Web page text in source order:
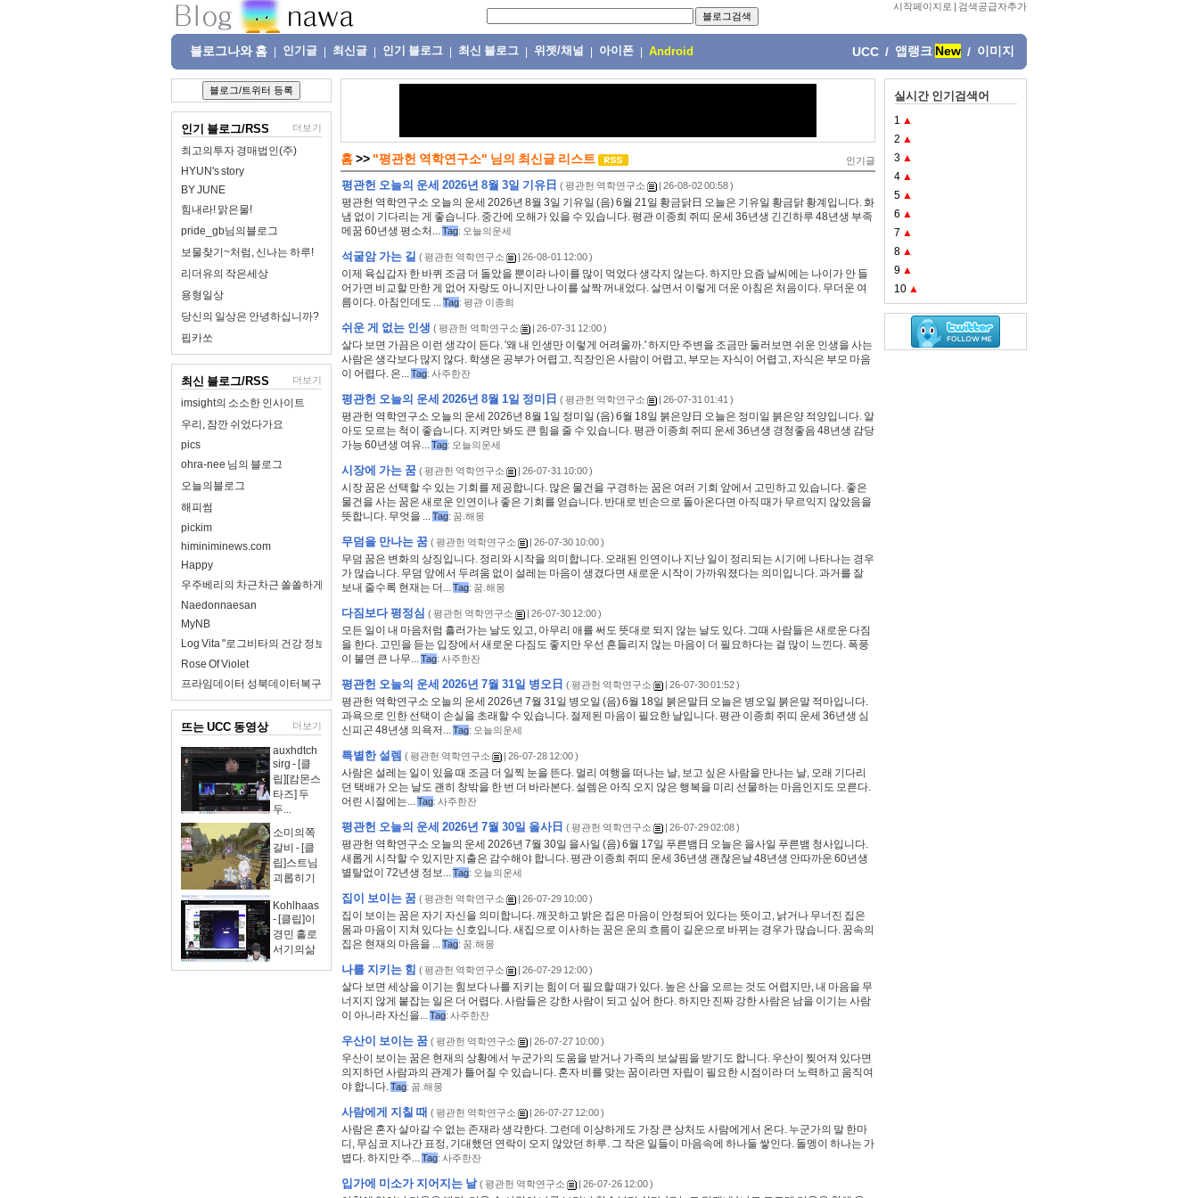
시작페이지로 | 검색공급자추가
블로그나와 홈 인기글 최신글 인기 블로그 최신 블로그 위젯/채널 아이폰 Android UCC / 앱랭크 New / 이미지
인기 블로그/RSS 더보기
최고의투자 경매법인(주)
HYUN's story
BY JUNE
힘내라! 맑은물!
pride_gb님의블로그
보물찾기~처럼, 신나는 하루!
리더유의 작은세상
용형일상
당신의 일상은 안녕하십니까?
핍카쏘
최신 블로그/RSS 더보기
imsight의 소소한 인사이트
우리, 잠깐 쉬었다가요
pics
ohra-nee 님의 블로그
오늘의블로그
해피썸
pickim
himiniminews.com
Happy
우주베리의 차근차근 쏠쏠하게
Naedonnaesan
MyNB
Log Vita "로그비타의 건강 정보 완전 정리"
Rose Of Violet
프라임데이터 성북데이터복구
뜨는 UCC 동영상 더보기
auxhdtch
sirg - [클
립][캄몬스
타즈] 두
두...
소미의쪽
갈비 - [클
립]스트님
괴롭히기
Kohlhaas
- [클립]이
경민 홀로
서기의삶
홈>> "평관헌 역학연구소" 님의 최신글 리스트 인기글
평관헌 오늘의 운세 2026년 8월 3일 기유日 (평관헌 역학연구소 | 26-08-02 00:58 )
평관헌 역학연구소 오늘의 운세 2026년 8월 3일 기유일 (음) 6월 21일 황금닭日 오늘은 기유일 황금닭 황계입니다. 화
냄 없이 기다리는 게 좋습니다. 중간에 오해가 있을 수 있습니다. 평관 이종희 쥐띠 운세 36년생 긴긴하루 48년생 부족
메꿈 60년생 평소처...Tag: 오늘의운세
석굴암 가는 길 (평관헌 역학연구소 | 26-08-01 12:00 )
이제 육십갑자 한 바퀴 조금 더 돌았을 뿐이라 나이를 많이 먹었다 생각지 않는다. 하지만 요즘 날씨에는 나이가 안 들
어가면 비교할 만한 게 없어 자랑도 아니지만 나이를 살짝 꺼내었다. 살면서 이렇게 더운 아침은 처음이다. 무더운 여
름이다. 아침인데도 ...Tag: 평관 이종희
쉬운 게 없는 인생 (평관헌 역학연구소 | 26-07-31 12:00 )
살다 보면 가끔은 이런 생각이 든다. '왜 내 인생만 이렇게 어려울까.' 하지만 주변을 조금만 둘러보면 쉬운 인생을 사는
사람은 생각보다 많지 않다. 학생은 공부가 어렵고, 직장인은 사람이 어렵고, 부모는 자식이 어렵고, 자식은 부모 마음
이 어렵다. 은...Tag: 사주한잔
평관헌 오늘의 운세 2026년 8월 1일 정미日 (평관헌 역학연구소 | 26-07-31 01:41 )
평관헌 역학연구소 오늘의 운세 2026년 8월 1일 정미일 (음) 6월 18일 붉은양日 오늘은 정미일 붉은양 적양입니다. 알
아도 모르는 척이 좋습니다. 지켜만 봐도 큰 힘을 줄 수 있습니다. 평관 이종희 쥐띠 운세 36년생 경청좋음 48년생 감당
가능 60년생 여유...Tag: 오늘의운세
시장에 가는 꿈 (평관헌 역학연구소 | 26-07-31 10:00 )
시장 꿈은 선택할 수 있는 기회를 제공합니다. 많은 물건을 구경하는 꿈은 여러 기회 앞에서 고민하고 있습니다. 좋은
물건을 사는 꿈은 새로운 인연이나 좋은 기회를 얻습니다. 반대로 빈손으로 돌아온다면 아직 때가 무르익지 않았음을
뜻합니다. 무엇을 ...Tag: 꿈.해몽
무덤을 만나는 꿈 (평관헌 역학연구소 | 26-07-30 10:00 )
무덤 꿈은 변화의 상징입니다. 정리와 시작을 의미합니다. 오래된 인연이나 지난 일이 정리되는 시기에 나타나는 경우
가 많습니다. 무덤 앞에서 두려움 없이 설레는 마음이 생겼다면 새로운 시작이 가까워졌다는 의미입니다. 과거를 잘
보내 줄수록 현재는 더...Tag: 꿈.해몽
다짐보다 평정심 (평관헌 역학연구소 | 26-07-30 12:00 )
모든 일이 내 마음처럼 흘러가는 날도 있고, 아무리 애를 써도 뜻대로 되지 않는 날도 있다. 그때 사람들은 새로운 다짐
을 한다. 고민을 듣는 입장에서 새로운 다짐도 좋지만 우선 흔들리지 않는 마음이 더 필요하다는 걸 많이 느낀다. 폭풍
이 불면 큰 나무...Tag: 사주한잔
평관헌 오늘의 운세 2026년 7월 31일 병오日 (평관헌 역학연구소 | 26-07-30 01:52 )
평관헌 역학연구소 오늘의 운세 2026년 7월 31일 병오일 (음) 6월 18일 붉은말日 오늘은 병오일 붉은말 적마입니다.
과욕으로 인한 선택이 손실을 초래할 수 있습니다. 절제된 마음이 필요한 날입니다. 평관 이종희 쥐띠 운세 36년생 심
신피곤 48년생 의욕저...Tag: 오늘의운세
특별한 설렘 (평관헌 역학연구소 | 26-07-28 12:00 )
사람은 설레는 일이 있을 때 조금 더 일찍 눈을 뜬다. 멀리 여행을 떠나는 날, 보고 싶은 사람을 만나는 날, 오래 기다리
던 택배가 오는 날도 괜히 창밖을 한 번 더 바라본다. 설렘은 아직 오지 않은 행복을 미리 선물하는 마음인지도 모른다.
어린 시절에는...Tag: 사주한잔
평관헌 오늘의 운세 2026년 7월 30일 을사日 (평관헌 역학연구소 | 26-07-29 02:08 )
평관헌 역학연구소 오늘의 운세 2026년 7월 30일 을사일 (음) 6월 17일 푸른뱀日 오늘은 을사일 푸른뱀 청사입니다.
새롭게 시작할 수 있지만 지출은 감수해야 합니다. 평관 이종희 쥐띠 운세 36년생 괜찮은날 48년생 안따까운 60년생
별탈없이 72년생 정보...Tag: 오늘의운세
집이 보이는 꿈 (평관헌 역학연구소 | 26-07-29 10:00 )
집이 보이는 꿈은 자기 자신을 의미합니다. 깨끗하고 밝은 집은 마음이 안정되어 있다는 뜻이고, 낡거나 무너진 집은
몸과 마음이 지쳐 있다는 신호입니다. 새집으로 이사하는 꿈은 운의 흐름이 길운으로 바뀌는 경우가 많습니다. 꿈속의
집은 현재의 마음을 ...Tag: 꿈.해몽
나를 지키는 힘 (평관헌 역학연구소 | 26-07-29 12:00 )
살다 보면 세상을 이기는 힘보다 나를 지키는 힘이 더 필요할 때가 있다. 높은 산을 오르는 것도 어렵지만, 내 마음을 무
너지지 않게 붙잡는 일은 더 어렵다. 사람들은 강한 사람이 되고 싶어 한다. 하지만 진짜 강한 사람은 남을 이기는 사람
이 아니라 자신을...Tag: 사주한잔
우산이 보이는 꿈 (평관헌 역학연구소 | 26-07-27 10:00 )
우산이 보이는 꿈은 현재의 상황에서 누군가의 도움을 받거나 가족의 보살핌을 받기도 합니다. 우산이 찢어져 있다면
의지하던 사람과의 관계가 틀어질 수 있습니다. 혼자 비를 맞는 꿈이라면 자립이 필요한 시점이라 더 노력하고 움직여
야 합니다.Tag: 꿈.해몽
사람에게 지칠 때 (평관헌 역학연구소 | 26-07-27 12:00 )
사람은 혼자 살아갈 수 없는 존재라 생각한다. 그런데 이상하게도 가장 큰 상처도 사람에게서 온다. 누군가의 말 한마
디, 무심코 지나간 표정, 기대했던 연락이 오지 않았던 하루. 그 작은 일들이 마음속에 하나둘 쌓인다. 돌멩이 하나는 가
볍다. 하지만 주...Tag: 사주한잔
입가에 미소가 지어지는 날 (평관헌 역학연구소 | 26-07-26 12:00 )
실시간 인기검색어
1 ▲
2 ▲
3 ▲
4 ▲
5 ▲
6 ▲
7 ▲
8 ▲
9 ▲
10 ▲